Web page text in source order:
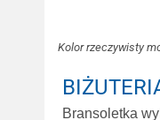
Kolor rzeczywisty
Bransoletka